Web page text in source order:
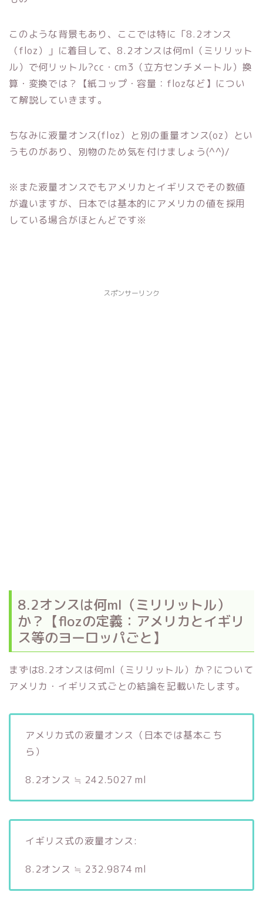
このような背景もあり、ここでは特に「8.2オンス
（floz）」に着目して、8.2オンスは何ml（ミリリット
ル）で何リットル?cc・cm3（立方センチメートル）換
算・変換では？【紙コップ・容量：flozなど】につい
て解説していきます。
ちなみに液量オンス(floz）と別の重量オンス(oz）とい
うものがあり、別物のため気を付けましょう(^^)/
※また液量オンスでもアメリカとイギリスでその数値
が違いますが、日本では基本的にアメリカの値を採用
している場合がほとんどです※
スポンサーリンク
8.2オンスは何ml（ミリリットル）
か？【flozの定義：アメリカとイギリ
ス等のヨーロッパごと】
まずは8.2オンスは何ml（ミリリットル）か？について
アメリカ・イギリス式ごとの結論を記載いたします。
アメリカ式の液量オンス（日本では基本こち
ら）
8.2オンス ≒ 242.5027 ml
イギリス式の液量オンス:
8.2オンス ≒ 232.9874 ml